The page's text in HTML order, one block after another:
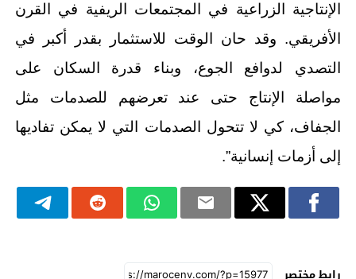
الإنتاجية الزراعية في المجتمعات الريفية في القرن
الأفريقي. وقد حان الوقت للاستثمار بقدر أكبر في
التصدي لدوافع الجوع، وبناء قدرة السكان على
مواصلة الإنتاج حتى عند تعرضهم للصدمات مثل
الجفاف، كي لا تتحول الصدمات التي لا يمكن تفاديها
إلى أزمات إنسانية”.
رابط مختصر